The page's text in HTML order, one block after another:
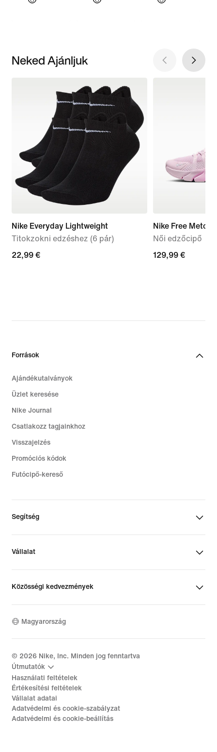
Neked Ajánljuk
Nike Everyday Lightweight
Titokzokni edzéshez (6 pár)
22,99
22,99 €
Nike Free
Női edzőcipő
129,99
129,99 €
Források
Ajándékutalványok
Üzlet keresése
Nike Journal
Csatlakozz tagjainkhoz
Visszajelzés
Promóciós kódok
Futócipő-kereső
Segítség
Vállalat
Közösségi kedvezmények
Magyarország
© 2026 Nike, Inc. Minden jog fenntartva
Útmutatók
Használati feltételek
Értékesítési feltételek
Vállalat adatai
Adatvédelmi és cookie-szabályzat
Adatvédelmi és cookie-beállítás